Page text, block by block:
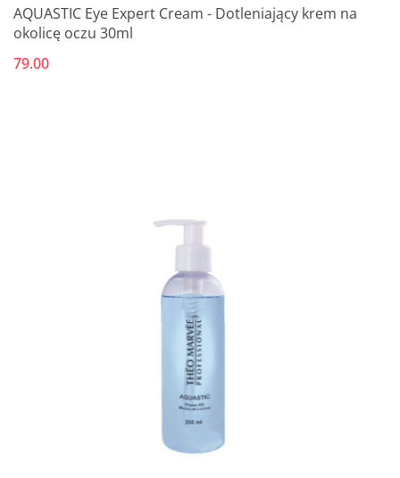
AQUASTIC Eye Expert Cream - Dotleniający krem na
okolicę oczu 30ml
79.00